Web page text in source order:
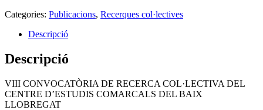
Categories: Publicacions, Recerques col·lectives
Descripció
Descripció
VIII CONVOCATÒRIA DE RECERCA COL·LECTIVA DEL
CENTRE D’ESTUDIS COMARCALS DEL BAIX
LLOBREGAT